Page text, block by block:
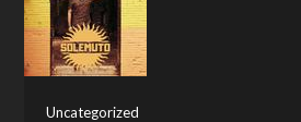
Uncategorized